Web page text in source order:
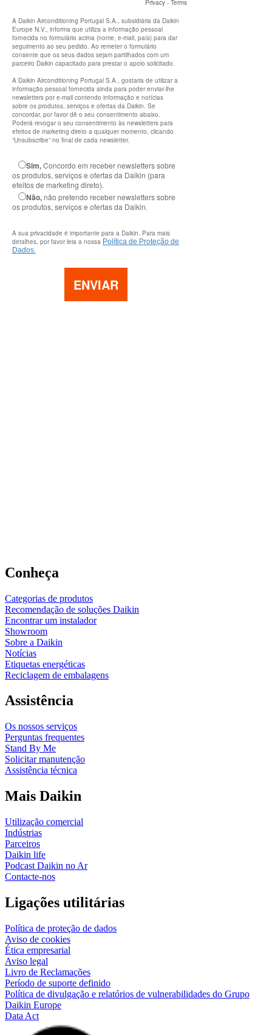
Conheça
Categorias de produtos
Recomendação de soluções Daikin
Encontrar um instalador
Showroom
Sobre a Daikin
Notícias
Etiquetas energéticas
Reciclagem de embalagens
Assistência
Os nossos serviços
Perguntas frequentes
Stand By Me
Solicitar manutenção
Assistência técnica
Mais Daikin
Utilização comercial
Indústrias
Parceiros
Daikin life
Podcast Daikin no Ar
Contacte-nos
Ligações utilitárias
Política de proteção de dados
Aviso de cookies
Ética empresarial
Aviso legal
Livro de Reclamações
Período de suporte definido
Política de divulgação e relatórios de vulnerabilidades do Grupo
Daikin Europe
Data Act